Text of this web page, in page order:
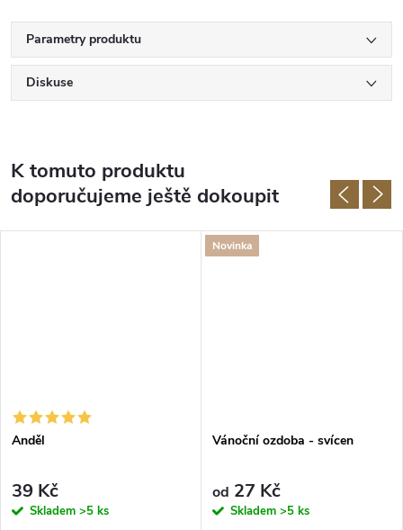
Parametry produktu
Diskuse
K tomuto produktu
doporučujeme ještě dokoupit
Anděl
39 Kč
Skladem >5 ks
Novinka
Vánoční ozdoba - svícen
od 27 Kč
Skladem >5 ks